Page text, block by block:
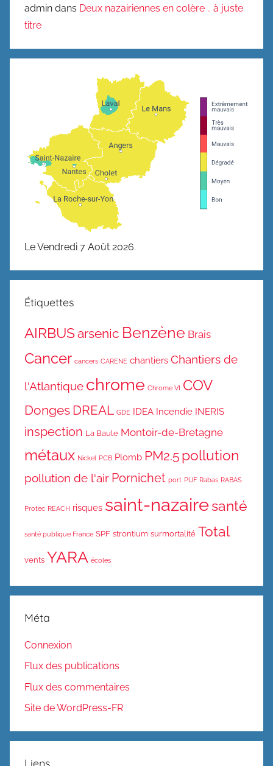
admin dans Deux nazairiennes en colère .. à juste
titre
Le Vendredi 7 Août 2026.
Étiquettes
AIRBUSarsenic Benzène Brais
Cancer cancers CARENE chantiers Chantiers de
l'Atlantique chrome Chrome VI COV
Donges DREAL GDE IDEA Incendie INERIS
inspection La Baule Montoir-de-Bretagne
métaux Nickel PCB Plomb PM2.5 pollution
pollution de l'air Pornichet port PUF Rabas RABAS
Protec REACH risques saint-nazairesanté
santé publique France SPF strontium surmortalité Total
vents YARA écoles
Méta
Connexion
Flux des publications
Flux des commentaires
Site de WordPress-FR